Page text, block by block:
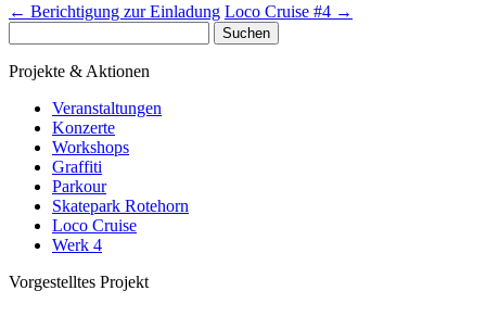
← Berichtigung zur Einladung Loco Cruise #4 →
nach:
Projekte & Aktionen
Veranstaltungen
Konzerte
Workshops
Graffiti
Parkour
Skatepark Rotehorn
Loco Cruise
Werk 4
Vorgestelltes Projekt